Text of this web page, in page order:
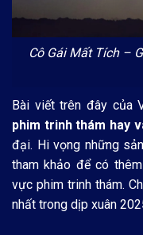
Cô Gái Mất Tích –
Bài viết trên đây của
phim trinh thám hay
đại. Hi vọng những
tham khảo để có
vực phim trinh thám.
nhất trong dịp xuân